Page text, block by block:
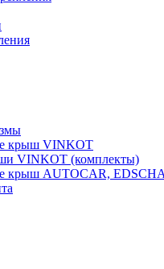
крыш VINKOT
VINKOT (комплекты)
крыш AUTOCAR,